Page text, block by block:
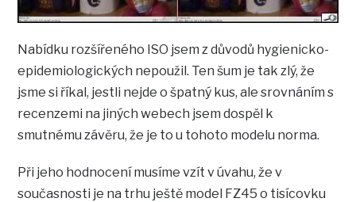
Nabídku rozšířeného ISO jsem z důvodů hygienicko-
epidemiologických nepoužil. Ten šum je tak zlý, že
jsme si říkal, jestli nejde o špatný kus, ale srovnáním s
recenzemi na jiných webech jsem dospěl k
smutnému závěru, že je to u tohoto modelu norma.
Při jeho hodnocení musíme vzít v úvahu, že v
současnosti je na trhu ještě model FZ45 o tisícovku